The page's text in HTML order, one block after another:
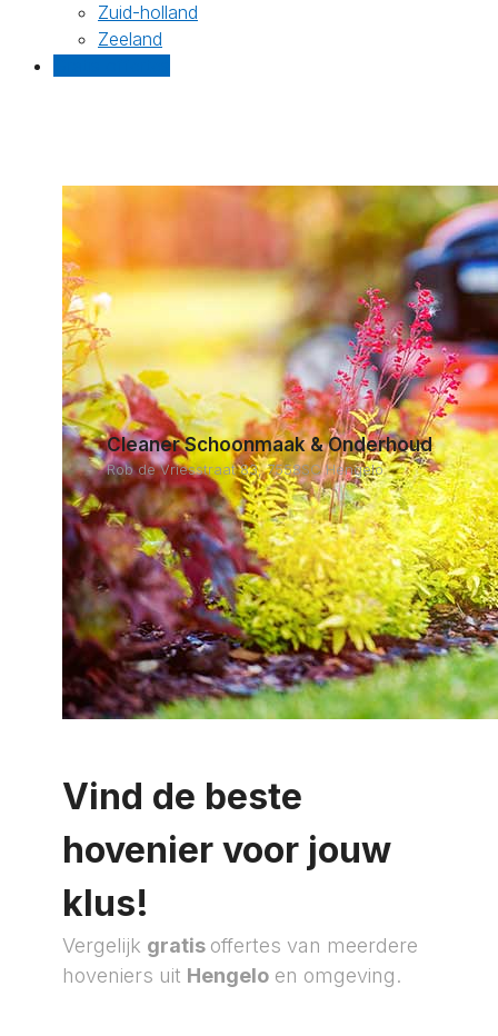
Zuid-holland
Zeeland
Cleaner Schoonmaak & Onderhoud
Rob de Vriesstraat 83, 7558SC Hengelo
Vind de beste
hovenier voor jouw
klus!
Vergelijk gratis offertes van meerdere
hoveniers uit Hengelo en omgeving.